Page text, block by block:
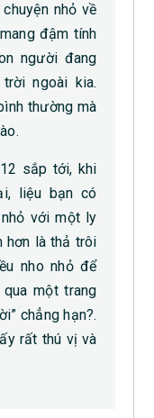
nhỏ về
đậm tính
người đang
ngoài kia.
thường mà
sắp tới, khi
liệu bạn có
với một ly
hơn là thả trôi
nho nhỏ để
một trang
chẳng hạn?.
rất thú vị và